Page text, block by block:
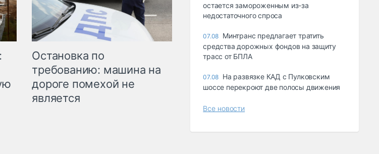
Остановка по
требованию: машина на
дороге помехой не
является
остается замороженным из-за
недостаточного спроса
07.08 Минтранс предлагает тратить
средства дорожных фондов на защиту
трасс от БПЛА
07.08 На развязке КАД с Пулковским
шоссе перекроют две полосы движения
Все новости